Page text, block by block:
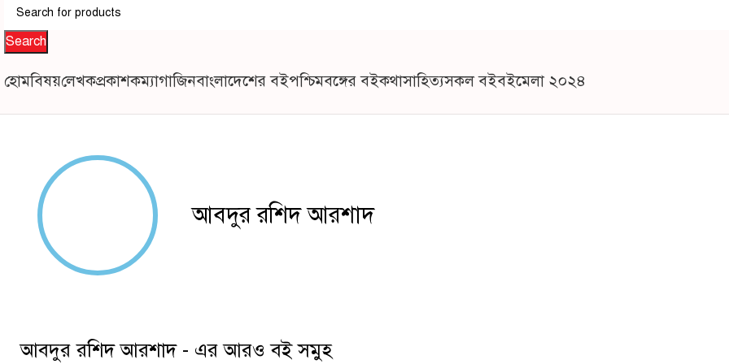
Search
হোমবিষয়লেখকপ্রকাশকম্যাগাজিনবাংলাদেশের বইপশ্চিমবঙ্গের বইকথাসাহিত্যসকল বইবইমেলা ২০২৪
আবদুর রশিদ আরশাদ
আবদুর রশিদ আরশাদ - এর আরও বই সমুহ